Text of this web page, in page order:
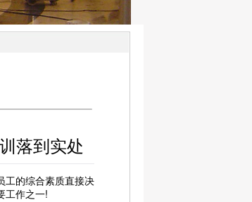
落到实处
工的综合素质直接决
工作之一!